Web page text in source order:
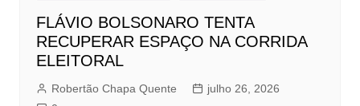
FLÁVIO BOLSONARO TENTA
RECUPERAR ESPAÇO NA CORRIDA
ELEITORAL
Robertão Chapa Quente
julho 26, 2026